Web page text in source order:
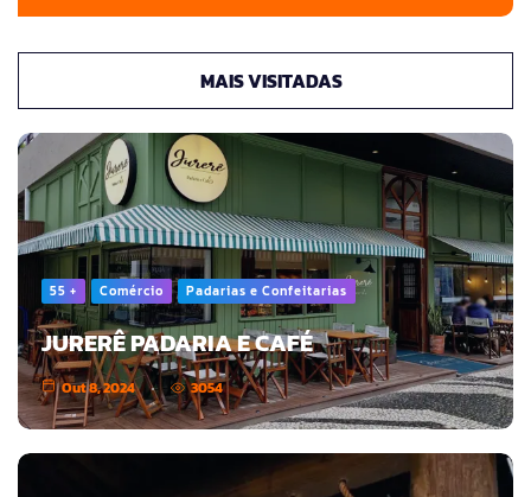
MAIS VISITADAS
55 + Comércio Padarias e Confeitarias
JURERÊ PADARIA E CAFÉ
Out 8, 2024 3054